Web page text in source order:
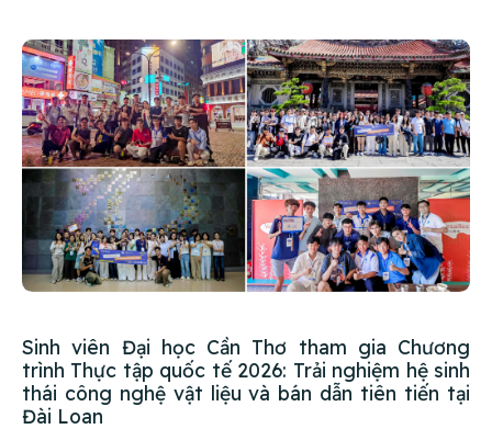
Sinh viên Đại học Cần Thơ tham gia Chương
trình Thực tập quốc tế 2026: Trải nghiệm hệ sinh
thái công nghệ vật liệu và bán dẫn tiên tiến tại
Đài Loan